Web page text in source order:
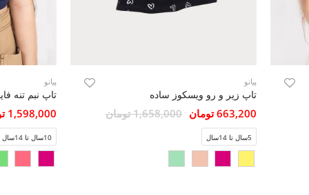
پیانو
تاپ زیر و رو ویسکوز ساده
663,200 تومان 1,658,000 تومان
5سال تا 14سال
پیانو
تاپ نبم تنه
1,598,000 تومان
10سال تا 14سال